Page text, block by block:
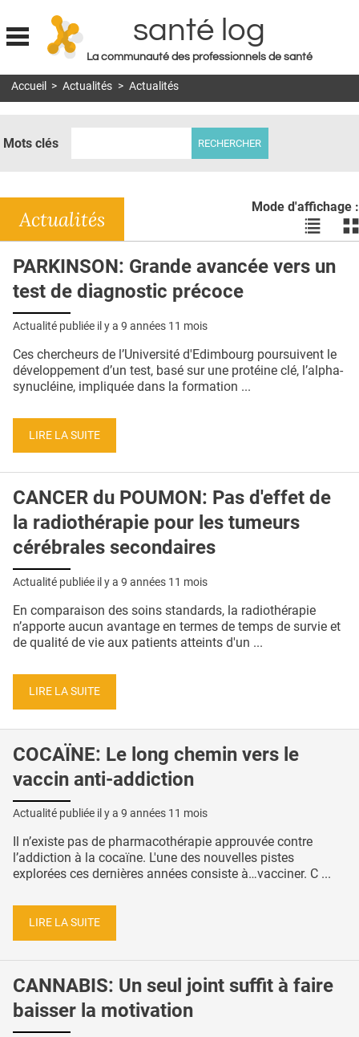
Jump to navigation
santé log
La communauté des professionnels de santé
MON COMPTE
DOSSIERS
RÉSEAUX
E-REVUE SAD
QUI SOMMES-NOUS ?
CONDITIONS GÉNÉRALES
CRÉDITS
Accueil > Actualités > Actualités
Mots clés
Mode d'affichage :
Voir
les
en
les
Actualités
PARKINSON: Grande avancée vers un
test de diagnostic précoce
Actualité publiée il y a 9 années 11 mois
Ces chercheurs de l’Université d'Edimbourg poursuivent le
développement d’un test, basé sur une protéine clé, l’alpha-
synucléine, impliquée dans la formation ...
LIRE LA SUITE
CANCER du POUMON: Pas d'effet de
la radiothérapie pour les tumeurs
cérébrales secondaires
Actualité publiée il y a 9 années 11 mois
En comparaison des soins standards, la radiothérapie
n’apporte aucun avantage en termes de temps de survie et
de qualité de vie aux patients atteints d'un ...
LIRE LA SUITE
COCAÏNE: Le long chemin vers le
vaccin anti-addiction
Actualité publiée il y a 9 années 11 mois
Il n’existe pas de pharmacothérapie approuvée contre
l’addiction à la cocaïne. L'une des nouvelles pistes
explorées ces dernières années consiste à…vacciner. C ...
LIRE LA SUITE
CANNABIS: Un seul joint suffit à faire
baisser la motivation